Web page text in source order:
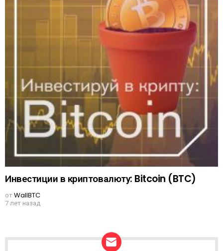
Инвестиции в криптовалюту: Bitcoin (BTC)
отWallBTC
7 лет назад